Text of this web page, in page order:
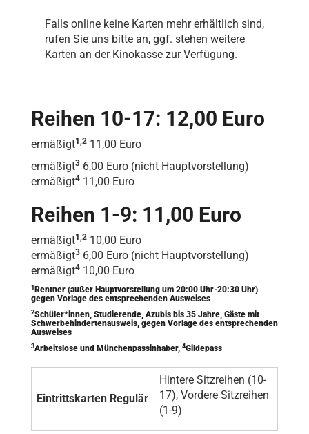
Falls online keine Karten mehr erhältlich sind,
rufen Sie uns bitte an, ggf. stehen weitere
Karten an der Kinokasse zur Verfügung.
Reihen 10-17: 12,00 Euro
ermäßigt1,2 11,00 Euro
ermäßigt3 6,00 Euro (nicht Hauptvorstellung)
ermäßigt4 11,00 Euro
Reihen 1-9: 11,00 Euro
ermäßigt1,2 10,00 Euro
ermäßigt3 6,00 Euro (nicht Hauptvorstellung)
ermäßigt4 10,00 Euro
1 Rentner (außer Hauptvorstellung um 20:00 Uhr-20:30 Uhr)
gegen Vorlage des entsprechenden Ausweises
2Schüler*innen, Studierende, Azubis bis 35 Jahre, Gäste mit
Schwerbehindertenausweis, gegen Vorlage des entsprechenden
Ausweises
3Arbeitslose und Münchenpassinhaber, 4Gildepass
Eintrittskarten Regulär
Hintere Sitzreihen (10-
17), Vordere Sitzreihen
(1-9)